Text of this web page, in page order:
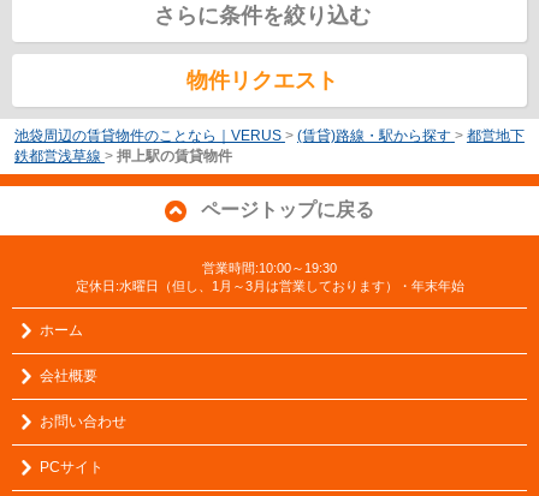
さらに条件を絞り込む
物件リクエスト
池袋周辺の賃貸物件のことなら｜VERUS > (賃貸)路線・駅から探す > 都営地下
鉄都営浅草線 > 押上駅の賃貸物件
ページトップに戻る
営業時間:10:00～19:30
定休日:水曜日（但し、1月～3月は営業しております）・年末年始
ホーム
会社概要
お問い合わせ
PCサイト